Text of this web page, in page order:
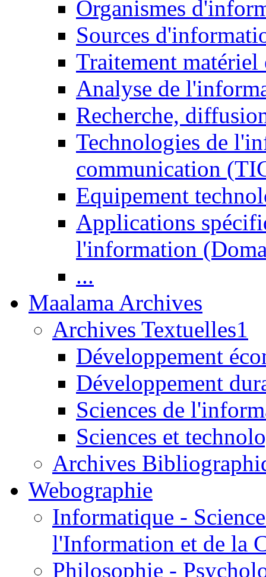
Organismes
Sources
Traitement matériel
Analyse de
Recherche,
Technologies de
communication
Equipement
Applications
l'information
...
Maalama Archives
Archives Textuelles1
Développement
Développement
Sciences de
Sciences et
Archives
Webographie
Informatique -
l'Information et de la
Philosophie -